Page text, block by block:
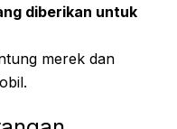
diberikan untuk
merek dan